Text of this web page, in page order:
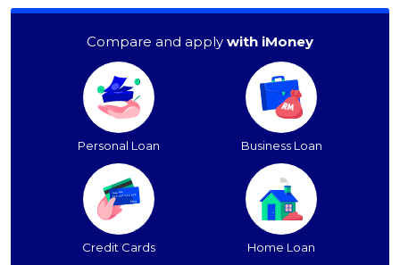
Compare and apply with iMoney
Personal Loan Business Loan
Credit Cards Home Loan